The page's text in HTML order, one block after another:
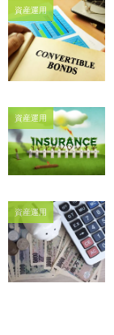
資産運用
資産運用
資産運用